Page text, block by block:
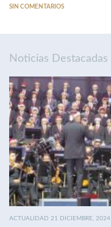
SIN COMENTARIOS
Noticias Destacadas
ACTUALIDAD 21 DICIEMBRE, 2024